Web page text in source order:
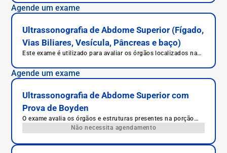
plexo braquial) em pacientes com queixa intensa de dor no
braço e também punções.
Agende um exame
Ultrassonografia de Abdome Superior (Fígado,
Vias Biliares, Vesícula, Pâncreas e baço)
Este exame é utilizado para avaliar os órgãos localizados na
vesícula, o pâncreas e o baço.
Agende um exame
Ultrassonografia de Abdome Superior com
Prova de Boyden
O exame avalia os órgãos e estruturas presentes na porção
superior do abdome, dando um enfoque maior à vesícula
biliar.
Não necessita agendamento